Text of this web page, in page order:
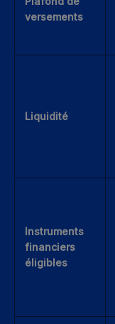
versements
Liquidité
Instruments
financiers
éligibles